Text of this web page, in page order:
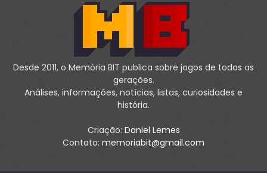
Desde 2011, o Memória BIT publica sobre jogos de todas as
gerações.
Análises, informações, notícias, listas, curiosidades e
história.
Criação: Daniel Lemes
Contato: memoriabit@gmail.com